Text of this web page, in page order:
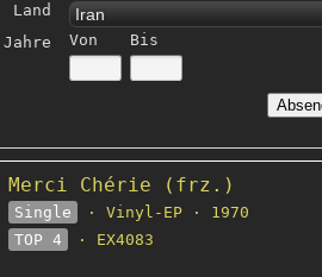
Land Iran
Jahre Von Bis
Merci Chérie (frz.)
Single
· Vinyl-EP · 1970
TOP 4
· EX4083